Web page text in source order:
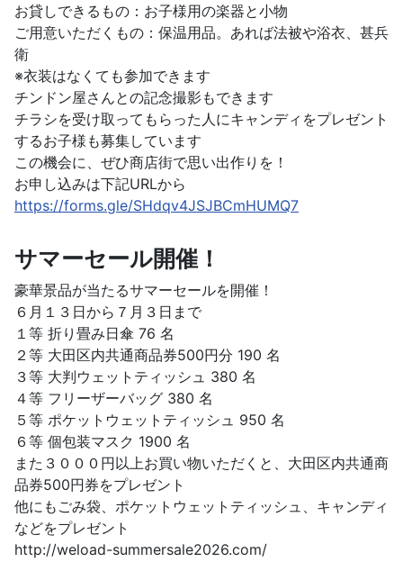
お貸しできるもの：お子様用の楽器と小物
ご用意いただくもの：保温用品。あれば法被や浴衣、甚兵
衛
※衣装はなくても参加できます
チンドン屋さんとの記念撮影もできます
チラシを受け取ってもらった人にキャンディをプレゼント
するお子様も募集しています
この機会に、ぜひ商店街で思い出作りを！
お申し込みは下記URLから
https://forms.gle/SHdqv4JSJBCmHUMQ7
サマーセール開催！
豪華景品が当たるサマーセールを開催！
６月１３日から７月３日まで
１等 折り畳み日傘 76 名
２等 大田区内共通商品券500円分 190 名
３等 大判ウェットティッシュ 380 名
４等 フリーザーバッグ 380 名
５等 ポケットウェットティッシュ 950 名
６等 個包装マスク 1900 名
また３０００円以上お買い物いただくと、大田区内共通商
品券500円券をプレゼント
他にもごみ袋、ポケットウェットティッシュ、キャンディ
などをプレゼント
http://weload-summersale2026.com/